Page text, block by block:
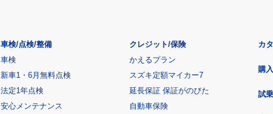
車検/点検/整備
車検
新車1・6月無料点検
法定1年点検
安心メンテナンス
クレジット/保険
かえるプラン
スズキ定額マイカー7
延長保証 保証がのびた
自動車保険
カ
購
試